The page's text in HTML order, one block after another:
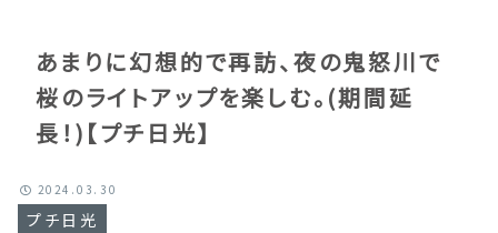
あまりに幻想的で再訪、夜の鬼怒川で
桜のライトアップを楽しむ。(期間延
長！)【プチ日光】
プチ日光
2024.03.30